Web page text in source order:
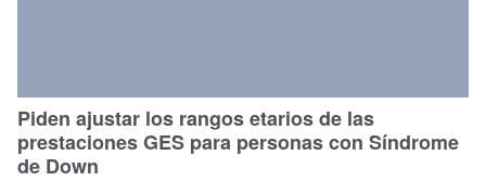
Piden ajustar los rangos etarios de las
prestaciones GES para personas con Síndrome
de Down